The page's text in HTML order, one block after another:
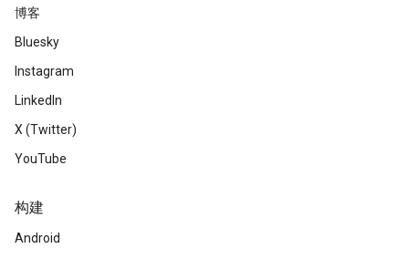
博客
Bluesky
Instagram
LinkedIn
X (Twitter)
YouTube
构建
Android